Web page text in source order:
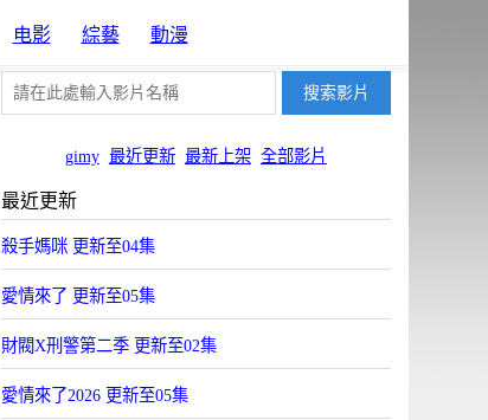
电影 綜藝 動漫
gimy 最近更新 最新上架 全部影片
最近更新
殺手媽咪 更新至04集
愛情來了 更新至05集
財閥X刑警第二季 更新至02集
愛情來了2026 更新至05集